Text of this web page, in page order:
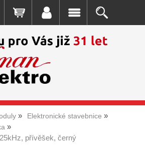
Elektronické stavebnice
přívěšek, černý